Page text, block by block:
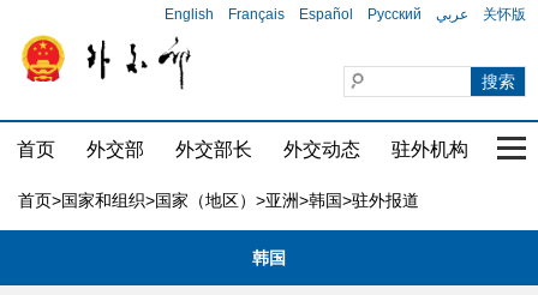
English Français Español Русский عربي 关怀版
首页 外交部 外交部长 外交动态 驻外机构 国
首页>国家和组织>国家（地区） >亚洲>韩国>驻外报道
韩国